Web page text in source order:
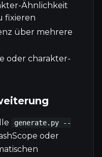
Ähnlichkeit
fixieren
über mehrere
oder charakter-
generate.py --
oder